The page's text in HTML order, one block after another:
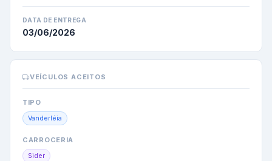
DATA DE ENTREGA
03/06/2026
VEÍCULOS ACEITOS
TIPO
Vanderléia
CARROCERIA
Sider